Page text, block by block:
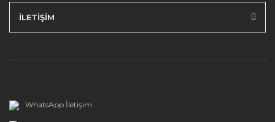
İLETİŞİM
WhatsApp İletişim